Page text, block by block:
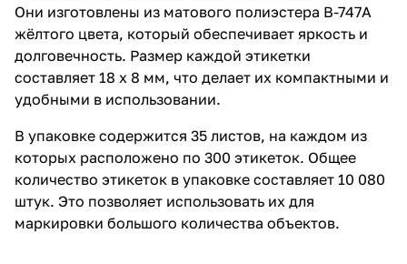
Они изготовлены из матового полиэстера B-747А
жёлтого цвета, который обеспечивает яркость и
долговечность. Размер каждой этикетки
составляет 18 х 8 мм, что делает их компактными и
удобными в использовании.
В упаковке содержится 35 листов, на каждом из
которых расположено по 300 этикеток. Общее
количество этикеток в упаковке составляет 10 080
штук. Это позволяет использовать их для
маркировки большого количества объектов.